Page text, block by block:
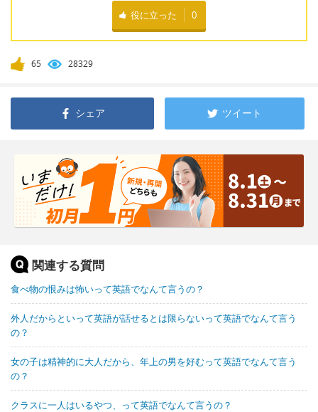
役に立った 0
65 28329
シェア ツイート
関連する質問
食べ物の恨みは怖いって英語でなんて言うの？
外人だからといって英語が話せるとは限らないって英語でなんて言う
の？
女の子は精神的に大人だから、年上の男を好むって英語でなんて言う
の？
クラスに一人はいるやつ、って英語でなんて言うの？